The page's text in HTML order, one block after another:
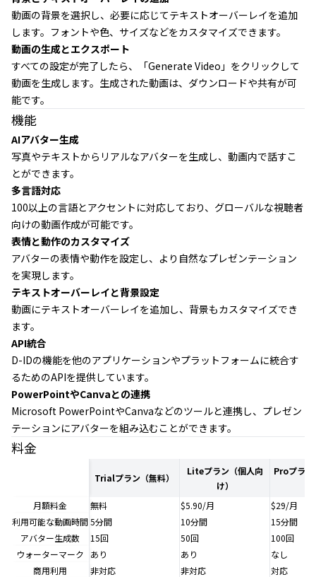
動画の背景を選択し、必要に応じてテキストオーバーレイを追加
します。フォントや色、サイズなどをカスタマイズできます。
動画の生成とエクスポート
すべての設定が完了したら、「Generate Video」をクリックして
動画を生成します。生成された動画は、ダウンロードや共有が可
能です。
機能
AIアバター生成
写真やテキストからリアルなアバターを生成し、動画内で話すこ
とができます。
多言語対応
100以上の言語とアクセントに対応しており、グローバルな視聴者
向けの動画作成が可能です。
表情と動作のカスタマイズ
アバターの表情や動作を設定し、より自然なプレゼンテーション
を実現します。
テキストオーバーレイと背景設定
動画にテキストオーバーレイを追加し、背景もカスタマイズでき
ます。
API統合
D-IDの機能を他のアプリケーションやプラットフォームに統合す
るためのAPIを提供しています。
PowerPointやCanvaとの連携
Microsoft PowerPointやCanvaなどのツールと連携し、プレゼン
テーションにアバターを組み込むことができます。
料金
Trialプラン（無料）
Liteプラン（個人向
け）
Proプラ
月額料金
無料 $5.90/月
$29/月
利用可能な動画時間5分間 10分間
15分間
アバター生成数
15回 50回
100回
ウォーターマーク
あり あり
なし
商用利用
非対応 非対応
対応